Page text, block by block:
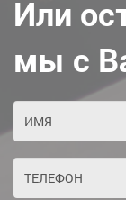
Или
мы с